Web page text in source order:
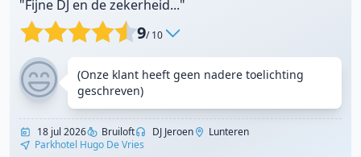
"Fijne DJ en de zekerheid..."
9/ 10
(Onze klant heeft geen nadere toelichting
geschreven)
18 jul 2026 Bruiloft DJ Jeroen
Lunteren
Parkhotel Hugo De Vries